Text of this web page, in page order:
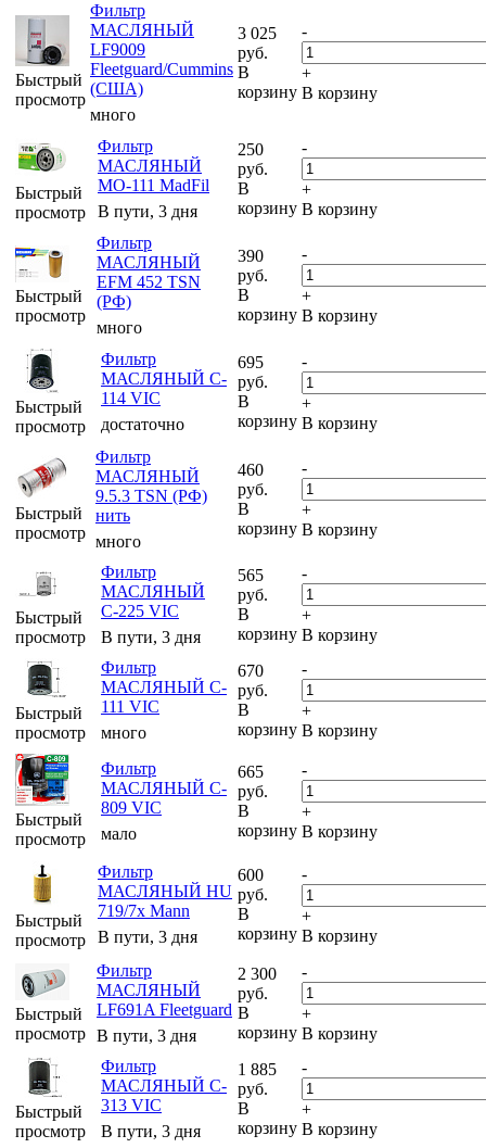
Быстрый
просмотр
Фильтр
МАСЛЯНЫЙ
LF9009
Fleetguard/Cummins
(США)
много
3 025
руб.
В
корзину
-
+
В корзину
Быстрый
просмотр
Фильтр
МАСЛЯНЫЙ
MO-111 MadFil
В пути, 3 дня
250
руб.
В
корзину
-
+
В корзину
Быстрый
просмотр
Фильтр
МАСЛЯНЫЙ
EFM 452 TSN
(РФ)
много
390
руб.
В
корзину
-
+
В корзину
Быстрый
просмотр
Фильтр
МАСЛЯНЫЙ C-
114 VIC
достаточно
695
руб.
В
корзину
-
+
В корзину
Быстрый
просмотр
Фильтр
МАСЛЯНЫЙ
9.5.3 TSN (РФ)
нить
много
460
руб.
В
корзину
-
+
В корзину
Быстрый
просмотр
Фильтр
МАСЛЯНЫЙ
С-225 VIC
В пути, 3 дня
565
руб.
В
корзину
-
+
В корзину
Быстрый
просмотр
Фильтр
МАСЛЯНЫЙ C-
111 VIC
много
670
руб.
В
корзину
-
+
В корзину
Быстрый
просмотр
Фильтр
МАСЛЯНЫЙ C-
809 VIC
мало
665
руб.
В
корзину
-
+
В корзину
Быстрый
просмотр
Фильтр
МАСЛЯНЫЙ HU
719/7x Mann
В пути, 3 дня
600
руб.
В
корзину
-
+
В корзину
Быстрый
просмотр
Фильтр
МАСЛЯНЫЙ
LF691A Fleetguard
В пути, 3 дня
2 300
руб.
В
корзину
-
+
В корзину
Быстрый
просмотр
Фильтр
МАСЛЯНЫЙ C-
313 VIC
В пути, 3 дня
1 885
руб.
В
корзину
-
+
В корзину